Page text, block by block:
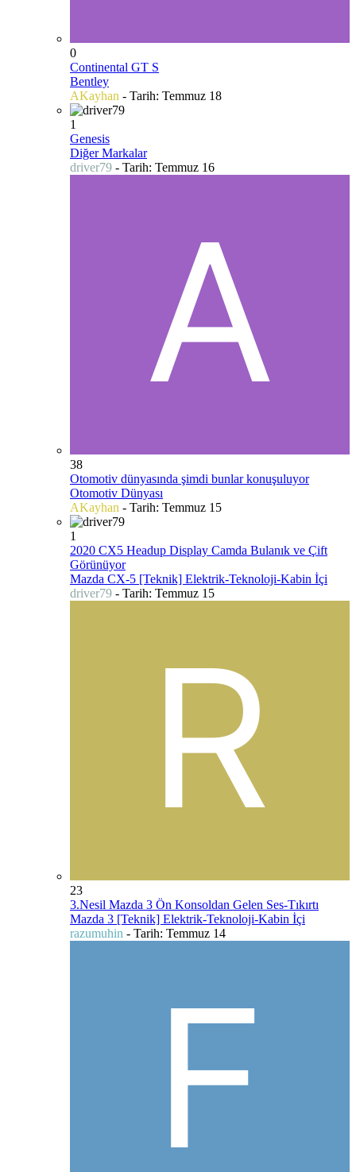
0
Continental GT S
Bentley
AKayhan - Tarih: Temmuz 18
1
Genesis
Diğer Markalar
driver79 - Tarih: Temmuz 16
38
Otomotiv dünyasında şimdi bunlar konuşuluyor
Otomotiv Dünyası
AKayhan - Tarih: Temmuz 15
1
2020 CX5 Headup Display Camda Bulanık ve Çift
Görünüyor
Mazda CX-5 [Teknik] Elektrik-Teknoloji-Kabin İçi
driver79 - Tarih: Temmuz 15
23
3.Nesil Mazda 3 Ön Konsoldan Gelen Ses-Tıkırtı
Mazda 3 [Teknik] Elektrik-Teknoloji-Kabin İçi
razumuhin - Tarih: Temmuz 14